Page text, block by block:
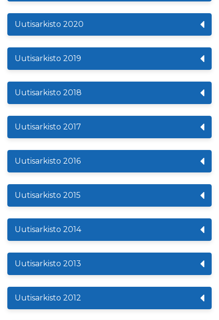
Uutisarkisto 2020
Uutisarkisto 2019
Uutisarkisto 2018
Uutisarkisto 2017
Uutisarkisto 2016
Uutisarkisto 2015
Uutisarkisto 2014
Uutisarkisto 2013
Uutisarkisto 2012